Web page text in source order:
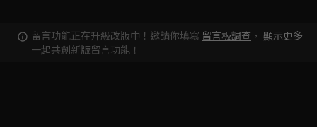
留言功能正在升級改版中！邀請你填寫 留言板調查 ，
一起共創新版留言功能！
顯示更多